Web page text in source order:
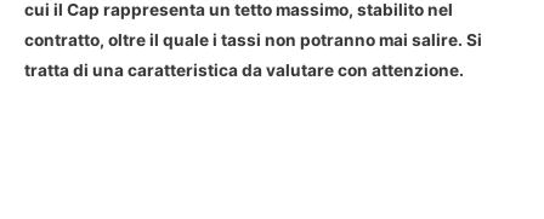
cui il Cap rappresenta un tetto massimo, stabilito nel
contratto, oltre il quale i tassi non potranno mai salire. Si
tratta di una caratteristica da valutare con attenzione.